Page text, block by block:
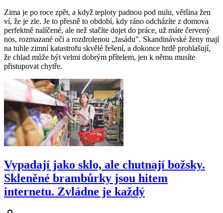
Zima je po roce zpět, a když teploty padnou pod nulu, většina žen
ví, že je zle. Je to přesně to období, kdy ráno odcházíte z domova
perfektně nalíčené, ale než stačíte dojet do práce, už máte červený
nos, rozmazané oči a rozdrolenou „fasádu". Skandinávské ženy mají
na tuhle zimní katastrofu skvělé řešení, a dokonce hrdě prohlašují,
že chlad může být velmi dobrým přítelem, jen k němu musíte
přistupovat chytře.
Vypadají jako sklo, ale chutnají božsky.
Skleněné brambůrky jsou hitem
internetu. Zvládne je každý